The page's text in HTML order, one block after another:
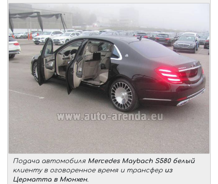
Подача автомобиля Mercedes Maybach S580 белый
клиенту в оговоренное время и трансфер из
Церматта в Мюнхен.